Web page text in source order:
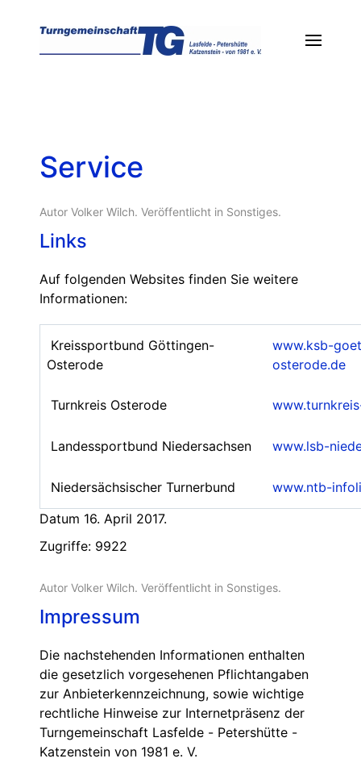
Service
Autor Volker Wilch. Veröffentlicht in Sonstiges.
Links
Auf folgenden Websites finden Sie weitere
Informationen:
Kreissportbund Göttingen-
Osterode
www.ksb-
osterode.de
Turnkreis Osterode
Landessportbund Niedersachsen www.lsb-
Niedersächsischer Turnerbund
www.ntb-
Datum 16. April 2017.
Zugriffe: 9922
Autor Volker Wilch. Veröffentlicht in Sonstiges.
Impressum
Die nachstehenden Informationen enthalten
die gesetzlich vorgesehenen Pflichtangaben
zur Anbieterkennzeichnung, sowie wichtige
rechtliche Hinweise zur Internetpräsenz der
Turngemeinschaft Lasfelde - Petershütte -
Katzenstein von 1981 e. V.